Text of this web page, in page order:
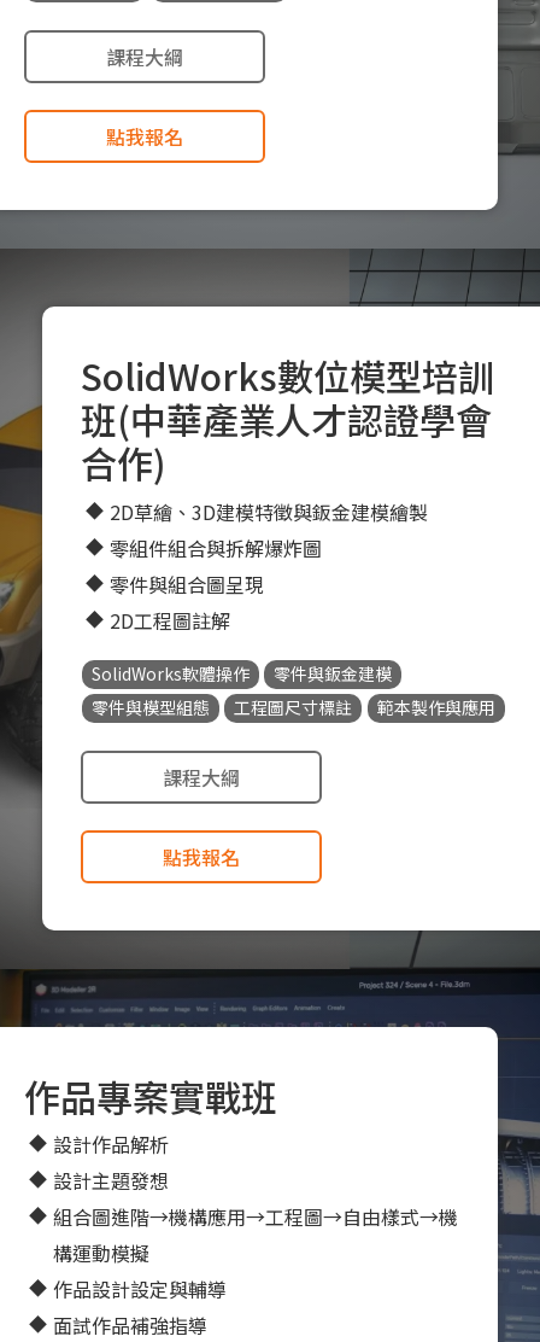
課程大綱
點我報名
SolidWorks數位模型培訓
班(中華產業人才認證學會
合作)
2D草繪、3D建模特徵與鈑金建模繪製
零組件組合與拆解爆炸圖
零件與組合圖呈現
2D工程圖註解
SolidWorks軟體操作
零件與鈑金建模
零件與模型組態
工程圖尺寸標註 範本製作與應用
課程大綱
點我報名
作品專案實戰班
設計作品解析
設計主題發想
組合圖進階→機構應用→工程圖→自由樣式→機
構運動模擬
作品設計設定與輔導
面試作品補強指導